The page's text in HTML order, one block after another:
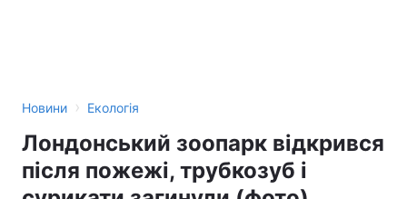
Новини › Екологія
Лондонський зоопарк відкрився
після пожежі, трубкозуб і